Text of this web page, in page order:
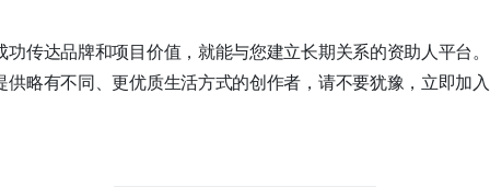
功传达品牌和项目价值，就能与您建立长期关系的资助人平台
供略有不同、更优质生活方式的创作者，请不要犹豫，立即加